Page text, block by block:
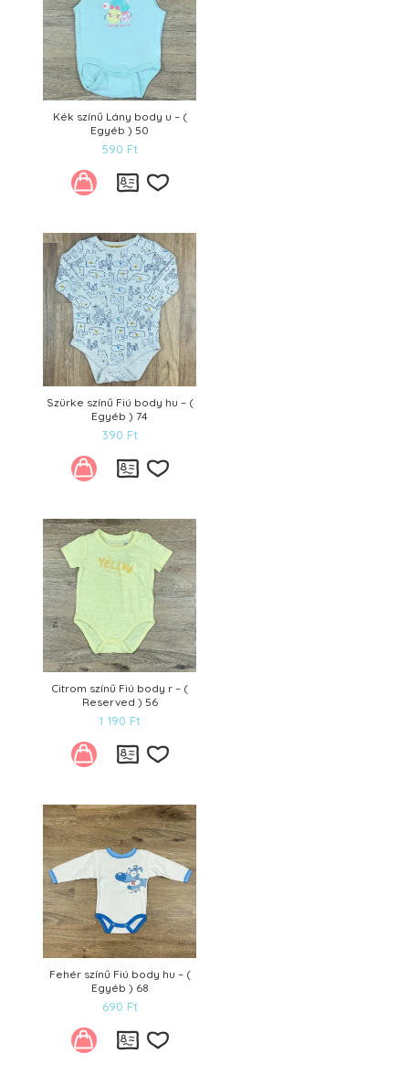
Kék színű Lány body u – (
Egyéb ) 50
590 Ft
Kívánságlistára
Szürke színű Fiú body hu – (
Egyéb ) 74
390 Ft
Kívánságlistára
Citrom színű Fiú body r – (
Reserved ) 56
1 190 Ft
Kívánságlistára
Fehér színű Fiú body hu – (
Egyéb ) 68
690 Ft